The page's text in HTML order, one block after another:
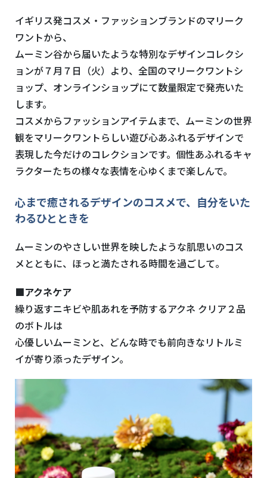
イギリス発コスメ・ファッションブランドのマリーク
ワントから、
ムーミン谷から届いたような特別なデザインコレクシ
ョンが７月７日（火）より、全国のマリークワントシ
ョップ、オンラインショップにて数量限定で発売いた
します。
コスメからファッションアイテムまで、ムーミンの世界
観をマリークワントらしい遊び心あふれるデザインで
表現した今だけのコレクションです。個性あふれるキャ
ラクターたちの様々な表情を心ゆくまで楽しんで。
心まで癒されるデザインのコスメで、自分をいた
わるひとときを
ムーミンのやさしい世界を映したような肌思いのコス
メとともに、ほっと満たされる時間を過ごして。
■アクネケア
繰り返すニキビや肌あれを予防するアクネ クリア２品
のボトルは
心優しいムーミンと、どんな時でも前向きなリトルミ
イが寄り添ったデザイン。